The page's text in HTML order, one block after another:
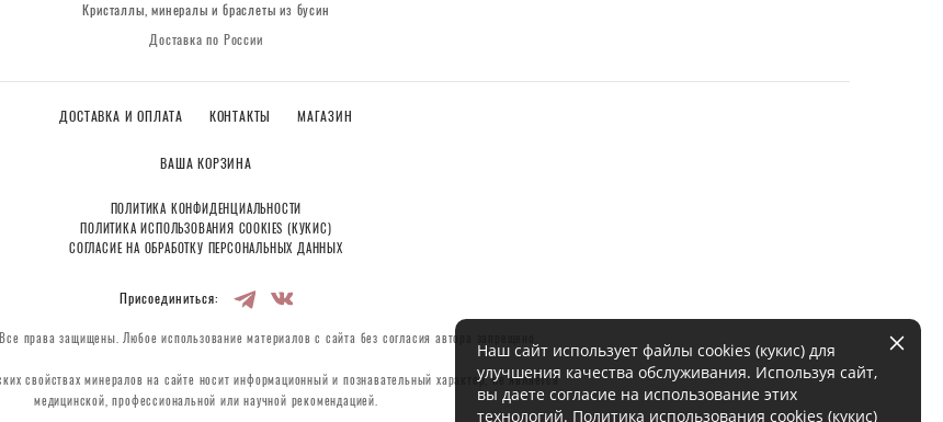
Кристаллы, минералы и браслеты из бусин
Доставка по России
ДОСТАВКА И ОПЛАТА КОНТАКТЫ МАГАЗИН
ВАША КОРЗИНА
ПОЛИТИКА КОНФИДЕНЦИАЛЬНОСТИ
ПОЛИТИКА ИСПОЛЬЗОВАНИЯ COOKIES (КУКИС)
СОГЛАСИЕ НА ОБРАБОТКУ ПЕРСОНАЛЬНЫХ ДАННЫХ
Присоединиться:
права защищены. Любое использование материалов с сайта без согласия автора запрещено.
свойствах минералов на сайте носит информационный и познавательный характер, не является
медицинской, профессиональной или научной рекомендацией.
Наш сайт использует файлы cookies (кукис) для
улучшения качества обслуживания. Используя сайт,
вы даете согласие на использование этих
технологий. Политика использования cookies (кукис)